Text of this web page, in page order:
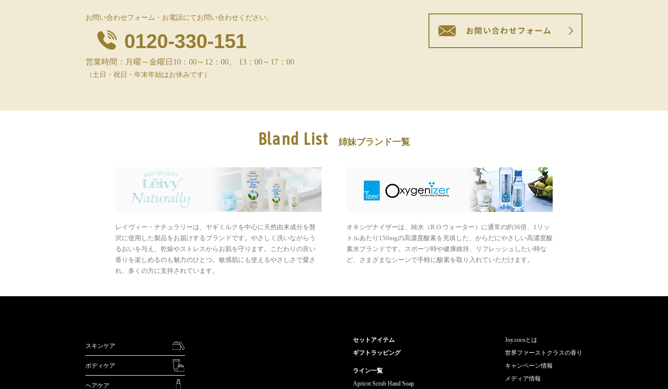
お問い合わせフォーム・お電話にてお問い合わせください。
0120-330-151
営業時間：月曜～金曜日10：00～12：00、 13：00～17：00
（土日・祝日・年末年始はお休みです）
Bland List 姉妹ブランド一覧
レイヴィー・ナチュラリーは、ヤギミルクを中心に天然由来成分を贅
沢に使用した製品をお届けするブランドです。やさしく洗いながらう
るおいを与え、乾燥やストレスからお肌を守ります。こだわりの良い
香りを楽しめるのも魅力のひとつ。敏感肌にも使えるやさしさで愛さ
れ、多くの方に支持されています。
オキシゲナイザーは、純水（R.O.ウォーター）に通常の約36倍、1リッ
トルあたり150mgの高濃度酸素を充填した、からだにやさしい高濃度酸
素水ブランドです。スポーツ時や健康維持、リフレッシュしたい時な
ど、さまざまなシーンで手軽に酸素を取り入れていただけます。
スキンケア
ボディケア
ヘアケア
セットアイテム
ギフトラッピング
ライン一覧
Apricot Scrub Hand Soap
Joy.cocoとは
世界ファーストクラスの香り
キャンペーン情報
メディア情報